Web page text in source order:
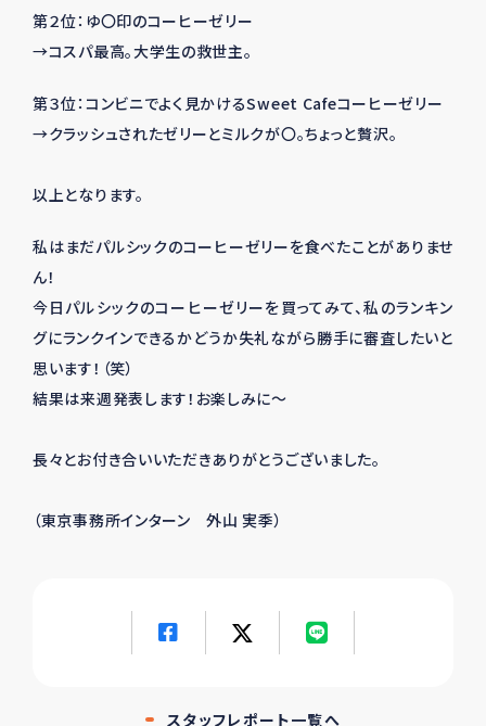
第２位：ゆ〇印のコーヒーゼリー
→コスパ最高。大学生の救世主。
第３位：コンビニでよく見かけるSweet Cafeコーヒーゼリー
→クラッシュされたゼリーとミルクが〇。ちょっと贅沢。
以上となります。
私はまだパルシックのコーヒーゼリーを食べたことがありませ
ん！
今日パルシックのコーヒーゼリーを買ってみて、私のランキン
グにランクインできるかどうか失礼ながら勝手に審査したいと
思います！（笑）
結果は来週発表します！お楽しみに～
長々とお付き合いいただきありがとうございました。
（東京事務所インターン 外山 実季）
スタッフレポート一覧へ